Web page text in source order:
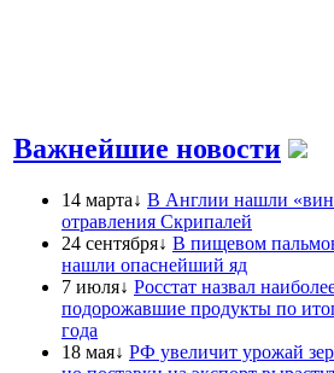
Важнейшие новости
14 марта↓ В Англии нашли
отравления Скрипалей
24 сентября↓ В пищевом
нашли опаснейший яд
7 июля↓ Росстат назвал
подорожавшие продукты по
года
18 мая↓ РФ увеличит урожай